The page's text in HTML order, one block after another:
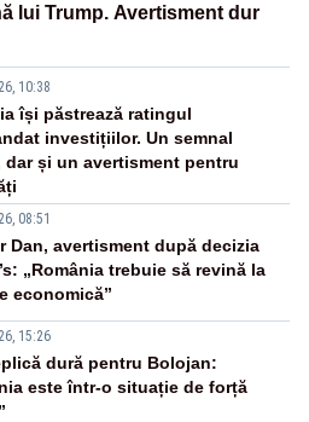
lui Trump. Avertisment dur
10:38
își păstrează ratingul
investițiilor. Un semnal
dar și un avertisment pentru
08:51
Dan, avertisment după decizia
„România trebuie să revină la
economică”
15:26
dură pentru Bolojan:
este într-o situație de forță